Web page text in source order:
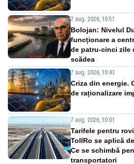
7 aug. 2026, 10:51
Bolojan: Nivelul
funcționare a
de patru-cinci zile
scădea
7 aug. 2026, 10:43
Criza din energie.
de raționalizare
7 aug. 2026, 10:01
Tarifele pentru
TollRo se aplică
Ce se schimbă
transportatori